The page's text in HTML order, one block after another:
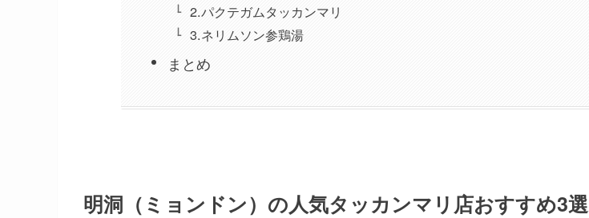
2.パクテガムタッカンマリ
3.ネリムソン参鶏湯
まとめ
明洞（ミョンドン）の人気タッカンマリ店おすすめ3選